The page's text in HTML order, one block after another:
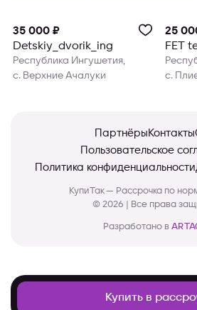
35 000 ₽
Detskiy_dvorik_ing
Республика Ингушетия,
с. Верхние Ачалуки
25
с.
Купить в
ПартнёрыКонтакты
Пользовательское
Политика конфиденциальности
КупиТак — Рассрочка по
© 2026 | Все права
Разработано в